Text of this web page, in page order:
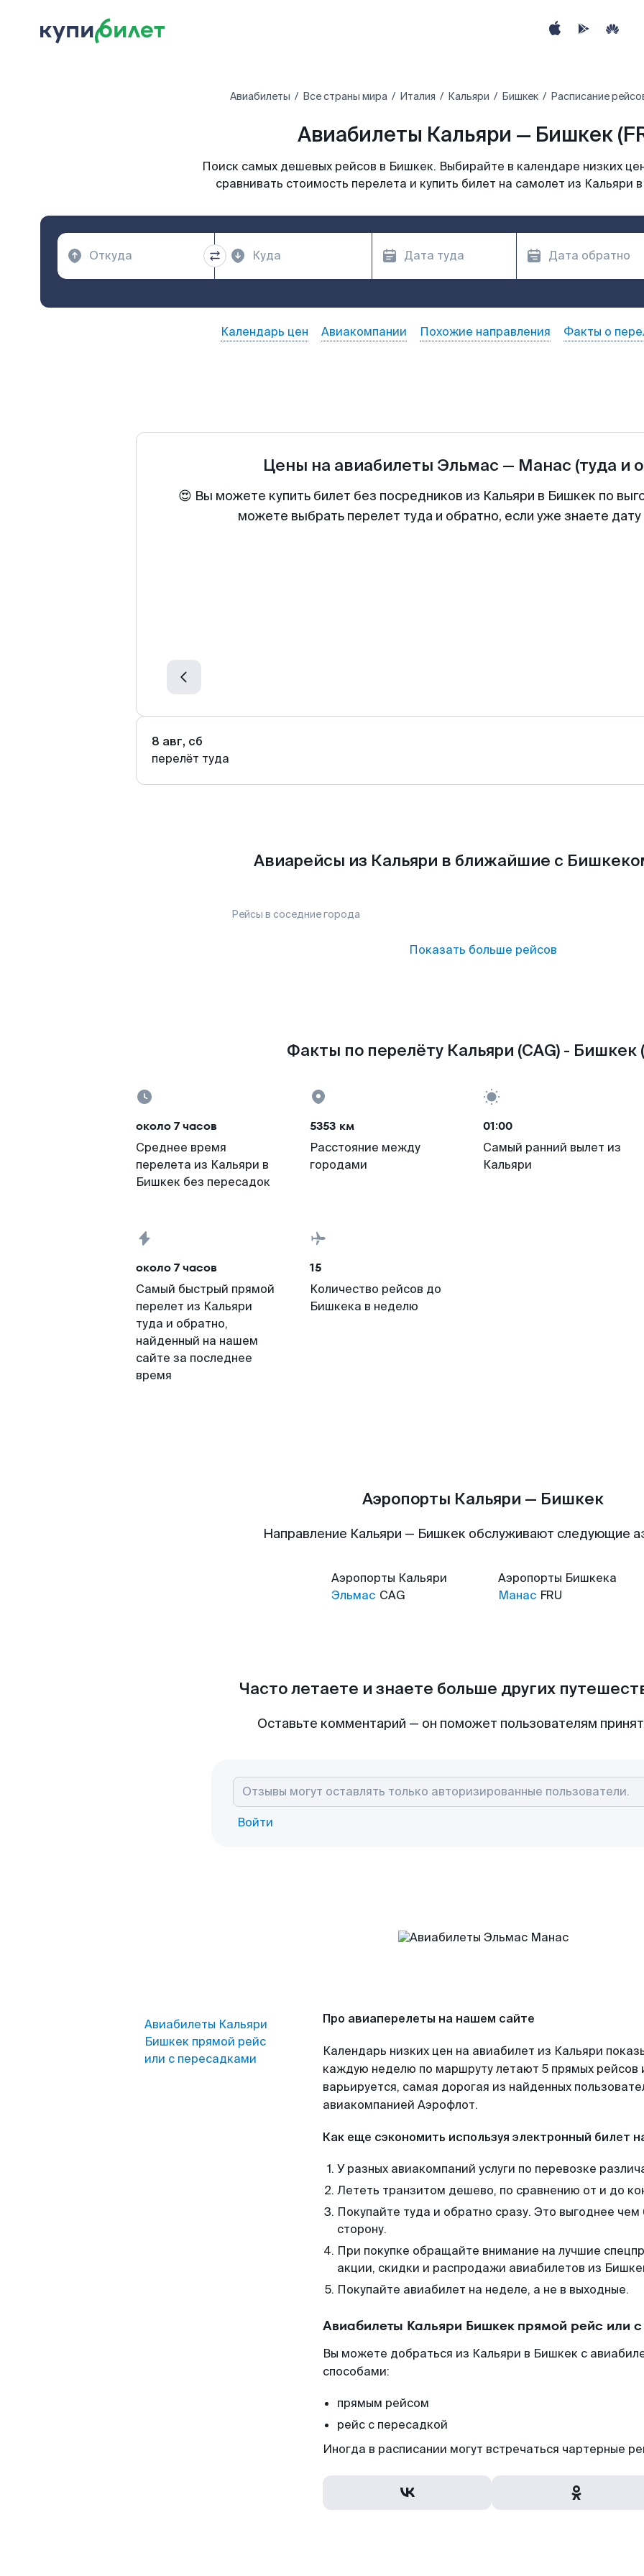
Авиабилеты Все страны мира Италия Кальяри Бишкек Расписание
Авиабилеты Кальяри — Бишкек
Поиск самых дешевых рейсов в Бишкек. Выбирайте в календаре низких
сравнивать стоимость перелета и купить билет на самолет из Кальяри
Календарь цен Авиакомпании Похожие направления Факты о
Цены на авиабилеты Эльмас — Манас (туда и
😍 Вы можете купить билет без посредников из Кальяри в Бишкек по
можете выбрать перелет туда и обратно, если уже знаете
8 авг, сб
перелёт туда
Авиарейсы из Кальяри в ближайшие с
Рейсы в соседние города
Показать больше рейсов
Факты по перелёту Кальяри (CAG) - Бишкек
около 7 часов
Среднее время
перелета из Кальяри в
Бишкек без пересадок
5353 км
Расстояние между
городами
01:00
Самый ранний вылет из
Кальяри
около 7 часов
Самый быстрый прямой
перелет из Кальяри
туда и обратно,
найденный на нашем
сайте за последнее
время
15
Количество рейсов до
Бишкека в неделю
Аэропорты Кальяри — Бишкек
Направление Кальяри — Бишкек обслуживают следующие
Аэропорты Кальяри
Эльмас CAG
Аэропорты Бишкека
Манас FRU
Часто летаете и знаете больше других
Оставьте комментарий — он поможет пользователям
Войти
Авиабилеты Кальяри
Бишкек прямой рейс
или с пересадками
Про авиаперелеты на нашем сайте
Календарь низких цен на авиабилет из Кальяри
каждую неделю по маршруту летают 5 прямых рейсов
варьируется, самая дорогая из найденных
авиакомпанией Аэрофлот.
Как еще сэкономить используя электронный билет
У разных авиакомпаний услуги по перевозке
Лететь транзитом дешево, по сравнению от и до
Покупайте туда и обратно сразу. Это выгоднее
сторону.
При покупке обращайте внимание на лучшие
акции, скидки и распродажи авиабилетов из
Покупайте авиабилет на неделе, а не в выходные.
Авиабилеты Кальяри Бишкек прямой рейс или
Вы можете добраться из Кальяри в Бишкек с
способами:
прямым рейсом
рейс с пересадкой
Иногда в расписании могут встречаться чартерные